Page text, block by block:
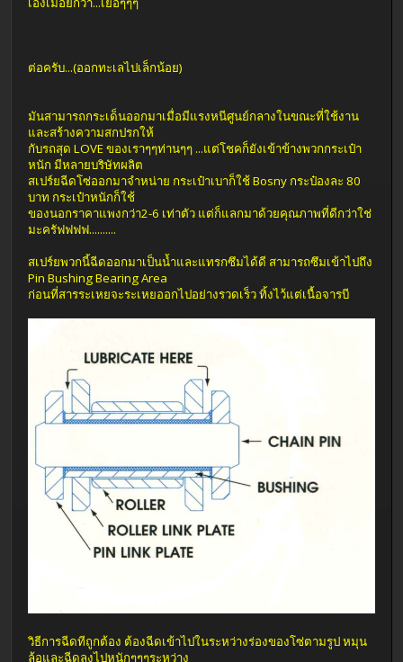
ต่อครับ...(ออกทะเลไปเล็กน้อย)
มันสามารถกระเด็นออกมาเมื่อมีแรงหนีศูนย์กลางในขณะที่ใช้งาน
และสร้างความสกปรกให้
กับรถสุด LOVE ของเราๆๆท่านๆๆ ...แต่โชคก็ยังเข้าข้างพวกกระเป๋า
หนัก มีหลายบริษัทผลิต
สเปร์ยฉีดโซ่ออกมาจำหน่าย กระเป๋าเบาก็ใช้ Bosny กระป๋องละ 80
บาท กระเป๋าหนักก็ใช้
ของนอกราคาแพงกว่า2-6 เท่าตัว แต่ก็แลกมาด้วยคุณภาพที่ดีกว่าใช่
มะครัฟฟฟฟ..........
สเปร์ยพวกนี้ฉีดออกมาเป็นน้ำและแทรกซึมได้ดี สามารถซึมเข้าไปถึง
Pin Bushing Bearing Area
ก่อนที่สารระเหยจะระเหยออกไปอย่างรวดเร็ว ทิ้งไว้แต่เนื้อจารบี
วิธีการฉีดทีถูกต้อง ต้องฉีดเข้าไปในระหว่างร่องของโซ่ตามรูป หมุน
ล้อและฉีดลงไปหนักๆๆๆระหว่าง